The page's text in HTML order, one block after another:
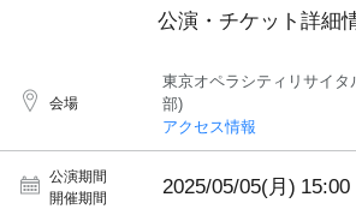
公演・チケット詳細
会場
東京オペラシティリサイタ
部)
アクセス情報
公演期間
開催期間
2025/05/05(月) 15:00